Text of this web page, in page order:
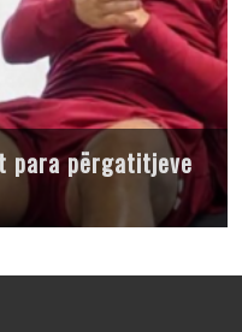
para përgatitjeve